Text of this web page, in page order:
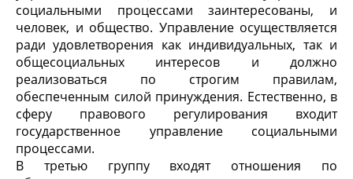
социальными процессами заинтересованы, и
человек, и общество. Управление осуществляется
ради удовлетворения как индивидуальных, так и
общесоциальных интересов и должно
реализоваться по строгим правилам,
обеспеченным силой принуждения. Естественно, в
сферу правового регулирования входит
государственное управление социальными
процессами.
В третью группу входят отношения по